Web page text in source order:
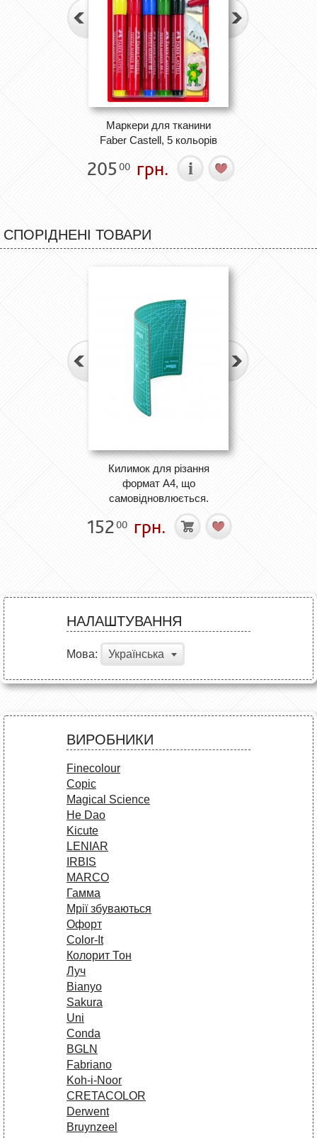
Маркери для тканини
Faber Castell, 5 кольорів
205 00 грн.
СПОРІДНЕНІ ТОВАРИ
Килимок для різання
формат А4, що
самовідновлюється.
15200 грн.
НАЛАШТУВАННЯ
Мова: Українська
ВИРОБНИКИ
Finecolour
Copic
Magical Science
He Dao
Kicute
LENIAR
IRBIS
MARCO
Гамма
Мрії збуваються
Офорт
Сolor-It
Колорит Тон
Луч
Bianyo
Sakura
Uni
Conda
BGLN
Fabriano
Koh-i-Noor
CRETACOLOR
Derwent
Bruynzeel